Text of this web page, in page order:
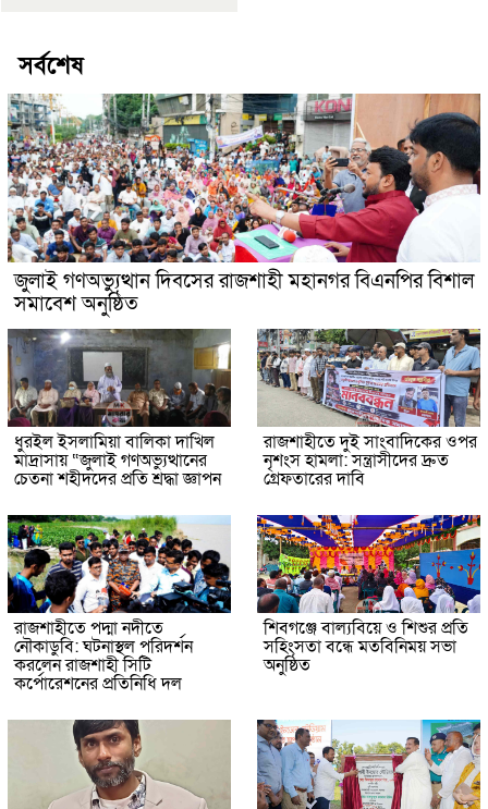
সর্বশেষ
জুলাই গণঅভ্যুত্থান দিবসের রাজশাহী মহানগর বিএনপির বিশাল
সমাবেশ অনুষ্ঠিত
ধুরইল ইসলামিয়া বালিকা দাখিল
মাদ্রাসায় “জুলাই গণঅভ্যুত্থানের
চেতনা শহীদদের প্রতি শ্রদ্ধা জ্ঞাপন
রাজশাহীতে দুই সাংবাদিকের ওপর
নৃশংস হামলা: সন্ত্রাসীদের দ্রুত
গ্রেফতারের দাবি
রাজশাহীতে পদ্মা নদীতে
নৌকাডুবি: ঘটনাস্থল পরিদর্শন
করলেন রাজশাহী সিটি
কর্পোরেশনের প্রতিনিধি দল
শিবগঞ্জে বাল্যবিয়ে ও শিশুর প্রতি
সহিংসতা বন্ধে মতবিনিময় সভা
অনুষ্ঠিত